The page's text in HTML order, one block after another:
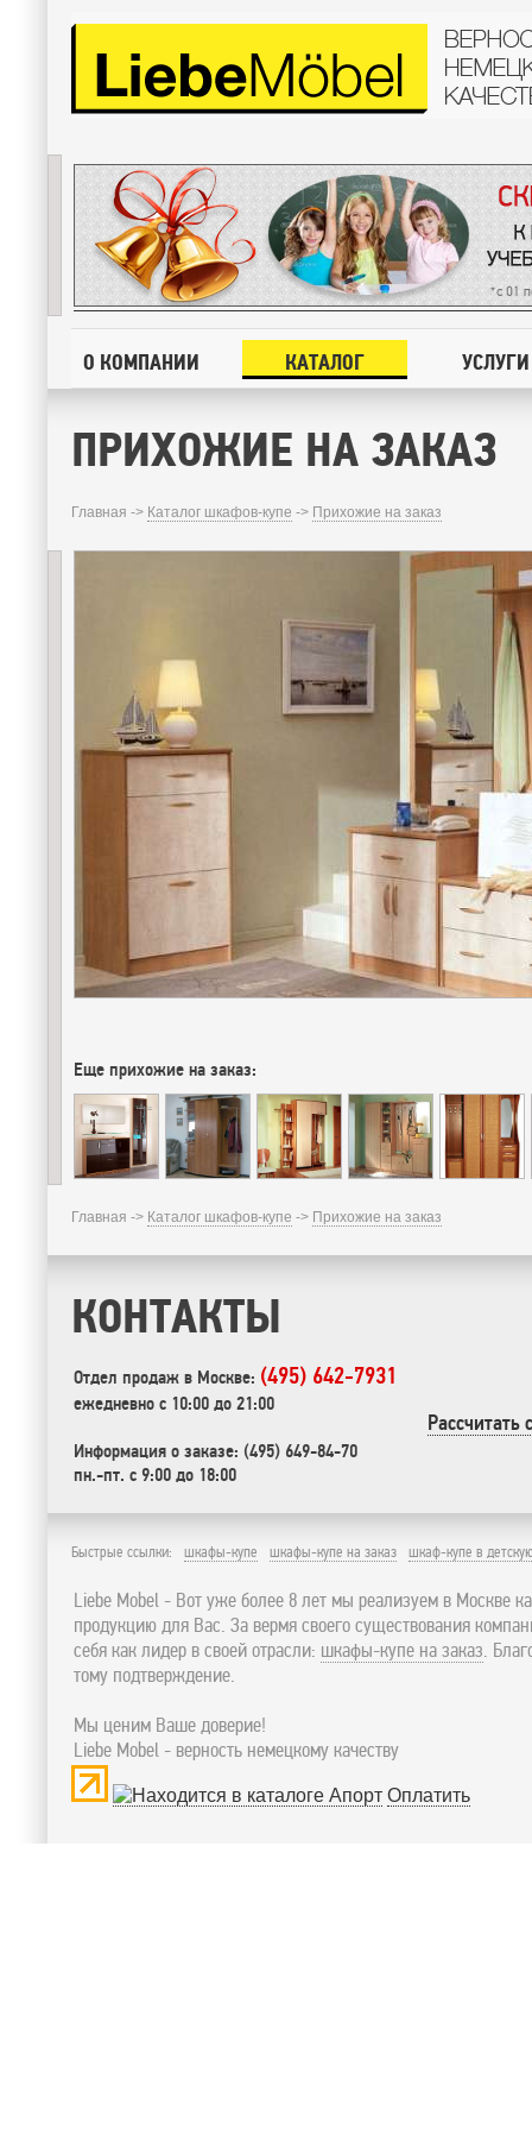
О КОМПАНИИ КАТАЛОГ УСЛУГИ
ПРИХОЖИЕ НА ЗАКАЗ
Главная -> Каталог шкафов-купе -> Прихожие на заказ
Еще прихожие на заказ:
Главная -> Каталог шкафов-купе -> Прихожие на заказ
КОНТАКТЫ
Отдел продаж в Москве: (495) 642-7931
ежедневно с 10:00 до 21:00
Информация о заказе: (495) 649-84-70
пн.-пт. с 9:00 до 18:00
Быстрые ссылки: шкафы-купе шкафы-купе на заказ шкаф-купе в
Liebe Mobel - Вот уже более 8 лет мы реализуем в Москве
продукцию для Вас. За вермя своего существования
себя как лидер в своей отрасли: шкафы-купе на заказ.
тому подтверждение.
Мы ценим Ваше доверие!
Liebe Mobel - верность немецкому качеству
Оплатить